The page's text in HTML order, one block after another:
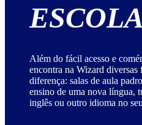
ESCOLA
Além do fácil acesso e
encontra na Wizard diversas
diferença: salas de aula
ensino de uma nova língua,
inglês ou outro idioma no